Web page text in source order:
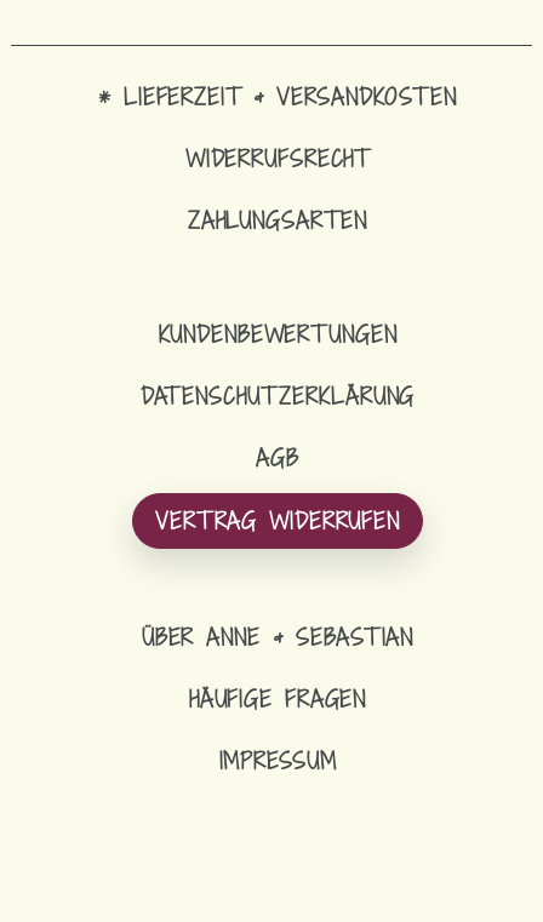
* LIEFERZEIT & VERSANDKOSTEN
WIDERRUFSRECHT
ZAHLUNGSARTEN
KUNDENBEWERTUNGEN
DATENSCHUTZERKLÄRUNG
AGB
VERTRAG WIDERRUFEN
ÜBER ANNE & SEBASTIAN
HÄUFIGE FRAGEN
IMPRESSUM